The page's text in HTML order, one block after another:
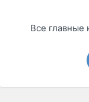
Все главные